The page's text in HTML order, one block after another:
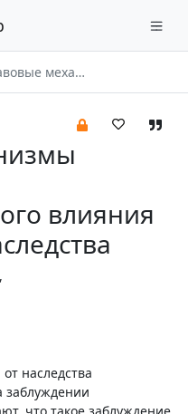
от недобросовестного влияния при отказе от наследства
влияния
,
наследства
заблуждении